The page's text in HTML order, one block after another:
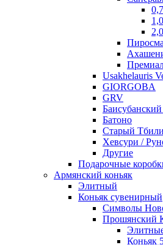
Usakhelauris
GIORGOBA
GRV
Батоно
Старый
Хевсури /
Другие
Подарочные
Армянский коньяк
Элитный
Коньяк сувенирный
Символы
Прошянский
Коньяк